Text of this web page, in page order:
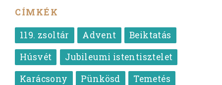
CÍMKÉK
119. zsoltár
Advent
Beiktatás
Húsvét
Jubileumi istentisztelet
Karácsony
Pünkösd Temetés